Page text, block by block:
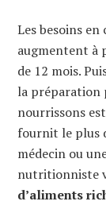
Les besoins en
augmentent à
de 12 mois.
la préparation
nourrissons
fournit le plus
médecin ou
nutritionniste
d’aliments